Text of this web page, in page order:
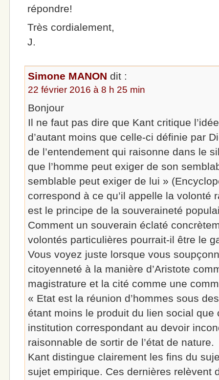
répondre!
Très cordialement,
J.
Simone MANON dit :
22 février 2016 à 8 h 25 min
Bonjour
Il ne faut pas dire que Kant critique
d’autant moins que celle-ci définie par
de l’entendement qui raisonne dans le
que l’homme peut exiger de son
semblable peut exiger de lui »
correspond à ce qu’il appelle la volonté
est le principe de la souveraineté
Comment un souverain éclaté
volontés particulières pourrait-il être le
Vous voyez juste lorsque vous
citoyenneté à la manière d’Aristote
magistrature et la cité comme une
« Etat est la réunion d’hommes sous
étant moins le produit du lien social que
institution correspondant au devoir
raisonnable de sortir de l’état de nature.
Kant distingue clairement les fins du
sujet empirique. Ces dernières relèvent